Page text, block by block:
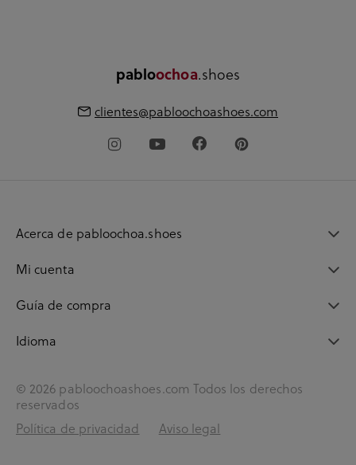
pabloochoa.shoes
clientes@pabloochoashoes.com
Acerca de pabloochoa.shoes
Mi cuenta
Guía de compra
Idioma
© 2026 pabloochoashoes.com Todos los derechos
reservados
Política de privacidad
Aviso legal